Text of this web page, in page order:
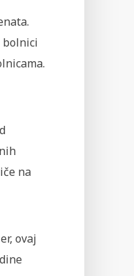
bolnici
na
ovaj